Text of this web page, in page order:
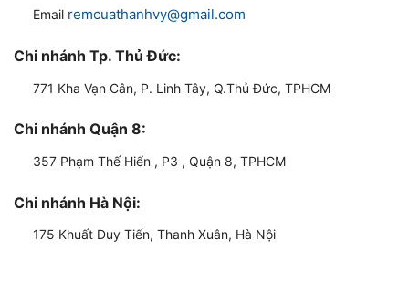
Email remcuathanhvy@gmail.com
Chi nhánh Tp. Thủ Đức:
771 Kha Vạn Cân, P. Linh Tây, Q.Thủ Đức, TPHCM
Chi nhánh Quận 8:
357 Phạm Thế Hiển , P3 , Quận 8, TPHCM
Chi nhánh Hà Nội:
175 Khuất Duy Tiến, Thanh Xuân, Hà Nội